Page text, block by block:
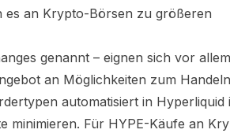
es an Krypto-Börsen zu größeren
genannt – eignen sich vor
an Möglichkeiten zum
automatisiert in Hyperliquid
minimieren. Für HYPE-Käufe an